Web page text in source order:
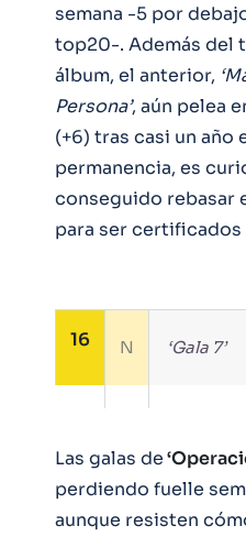
semana -5 por
top20-. Además del
álbum, el anterior,
Persona’, aún pelea
(+6) tras casi un año
permanencia, es
conseguido rebasar
para ser certificados
16 N ‘Gala 7’
Las galas de
perdiendo fuelle
aunque resisten